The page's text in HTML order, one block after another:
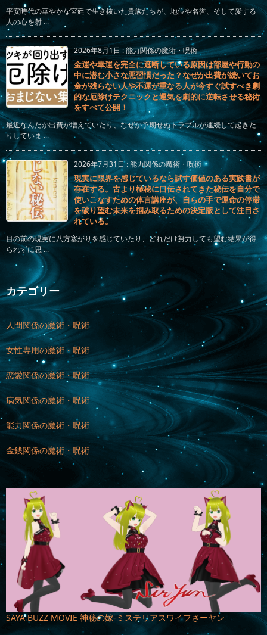
平安時代の華やかな宮廷で生き抜いた貴族たちが、地位や名誉、そして愛する
人の心を射 ...
2026年8月1日 :能力関係の魔術・呪術
金運や幸運を完全に遮断している原因は部屋や行動の
中に潜む小さな悪習慣だった？なぜか出費が続いてお
金が残らない人や不運が重なる人が今すぐ試すべき劇
的な厄除けテクニックと運気を劇的に逆転させる秘術
をすべて公開！
最近なんだか出費が増えていたり、なぜか予期せぬトラブルが連続して起きた
りしていま ...
2026年7月31日:能力関係の魔術・呪術
現実に限界を感じているなら試す価値のある実践書が
存在する。古より極秘に口伝されてきた秘伝を自分で
使いこなすための体言講座が、自らの手で運命の停滞
を破り望む未来を掴み取るための決定版として注目さ
れている。
目の前の現実に八方塞がりを感じていたり、どれだけ努力しても望む結果が得
られずに思 ...
カテゴリー
人間関係の魔術・呪術
女性専用の魔術・呪術
恋愛関係の魔術・呪術
病気関係の魔術・呪術
能力関係の魔術・呪術
金銭関係の魔術・呪術
SAYA BUZZ MOVIE 神秘の嫁-ミステリアスワイフさーヤン